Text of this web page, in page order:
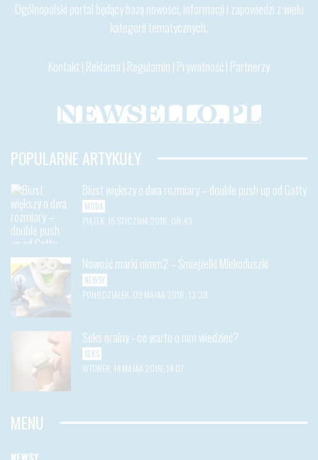
Ogólnopolski portal będący bazą nowości, informacji i zapowiedzi z wielu
kategorii tematycznych.
Kontakt | Reklama | Regulamin | Prywatność| Partnerzy
POPULARNE ARTYKUŁY
Biust większy o dwa rozmiary – double push up od Gatty
MODA
PIĄTEK, 15 STYCZNIA 2016, 08:43
Nowość marki nimm2 – Śmiejżelki Mlekoduszki
NEWSY
PONIEDZIAŁEK, 09 MAJAA 2016, 13:38
Seks oralny - co warto o nim wiedzieć?
SEKS
WTOREK, 14 MAJAA 2019, 14:07
MENU
NEWSY